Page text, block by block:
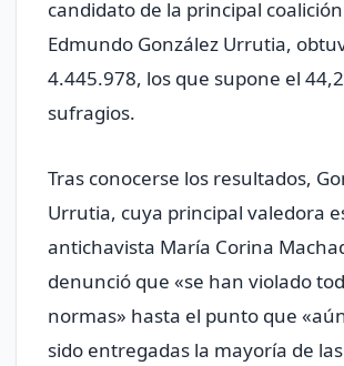
candidato de la principal
Edmundo González Urrutia,
4.445.978, los que supone el
sufragios.
Tras conocerse los resultados,
Urrutia, cuya principal valedora
antichavista María Corina
denunció que «se han violado
normas» hasta el punto que
sido entregadas la mayoría de